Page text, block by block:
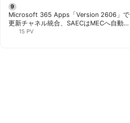
Microsoft 365 Apps「Version 2606」で
更新チャネル統合、SAECはMECへ自動移
行 | 胡田昌彦
15 PV